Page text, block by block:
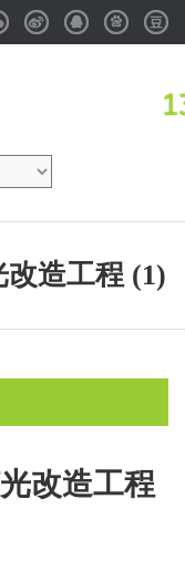
Weibo QQ Baidu
造工程 (1)
改造工程